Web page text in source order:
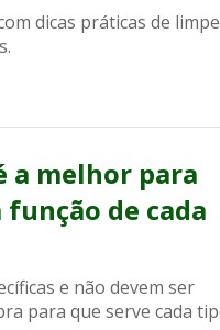
dicas práticas de
a melhor para
de cada
e não devem ser
para que serve cada